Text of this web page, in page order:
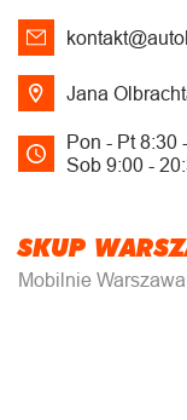
Jana
Pon - Pt 8:30
Sob 9:00 -
SKUP
Mobilnie